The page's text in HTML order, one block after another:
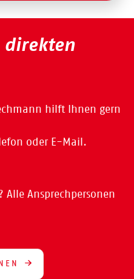
direkten
hilft Ihnen gern
oder E-Mail.
Alle Ansprechpersonen